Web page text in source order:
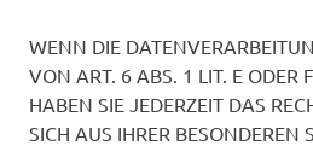
WENN DIE
VON ART. 6 ABS. 1 LIT. E ODER
HABEN SIE JEDERZEIT DAS
SICH AUS IHRER BESONDEREN